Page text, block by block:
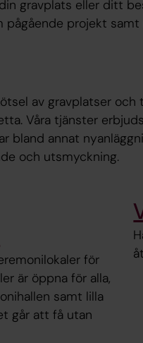
gravplats eller ditt
projekt samt
av gravplatser och
Våra tjänster
bland annat
och utsmyckning.
för
är öppna för alla,
samt lilla
går att få utan